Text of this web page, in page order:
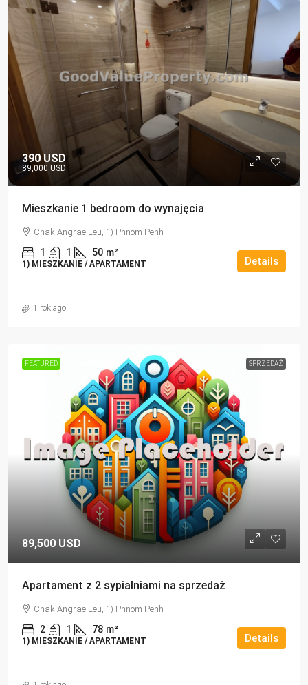
390 USD
89,000 USD
Mieszkanie 1 bedroom do wynajęcia
Chak Angrae Leu, 1) Phnom Penh
1 1 50 m²
1) MIESZKANIE / APARTAMENT Details
1 rok ago
FEATURED SPRZEDAŻ
89,500 USD
Apartament z 2 sypialniami na sprzedaż
Chak Angrae Leu, 1) Phnom Penh
2 1 78 m²
1) MIESZKANIE / APARTAMENT Details